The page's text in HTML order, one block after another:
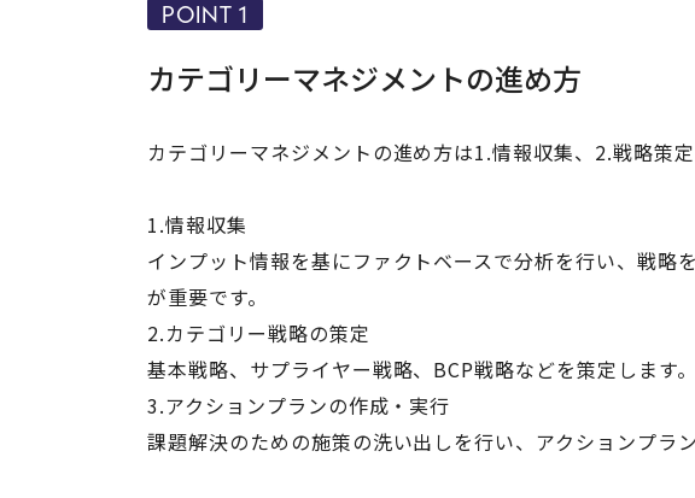
カテゴリーマネジメントの進め方
POINT 1
カテゴリーマネジメントの進め方は1.情報収集、2.戦略策
1.情報収集
インプット情報を基にファクトベースで分析を行い、戦略
が重要です。
2.カテゴリー戦略の策定
基本戦略、サプライヤー戦略、BCP戦略などを策定します。
3.アクションプランの作成・実行
課題解決のための施策の洗い出しを行い、アクションプラ